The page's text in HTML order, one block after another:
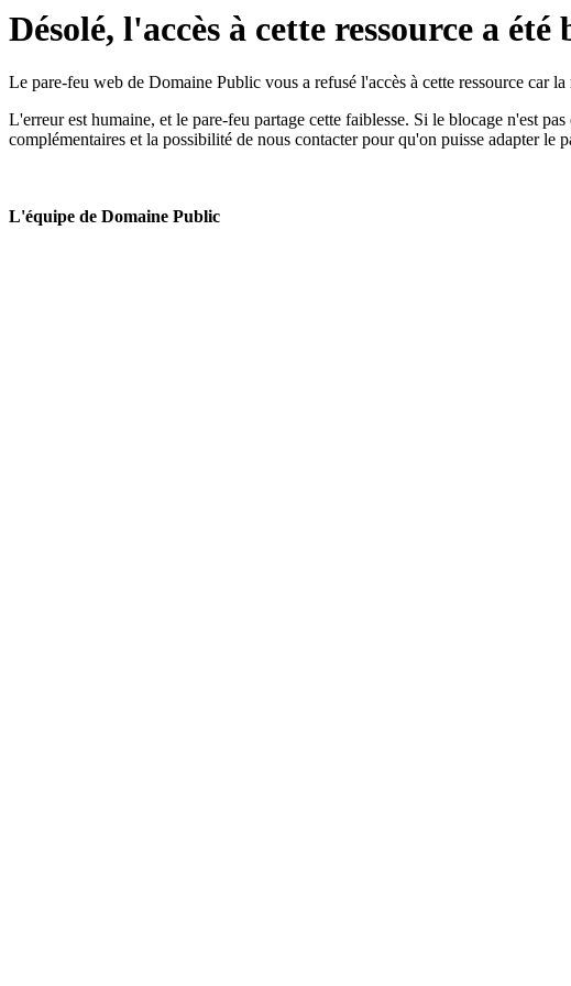
Désolé, l'accès à cette ressource a été
Le pare-feu web de Domaine Public vous a refusé l'accès à cette ressource car
L'erreur est humaine, et le pare-feu partage cette faiblesse. Si le blocage n'est
complémentaires et la possibilité de nous contacter pour qu'on puisse adapter le
L'équipe de Domaine Public